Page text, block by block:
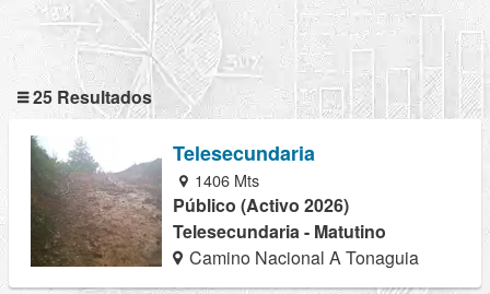
25 Resultados
Telesecundaria
1406 Mts
Público (Activo 2026)
Telesecundaria - Matutino
Camino Nacional A Tonaguia